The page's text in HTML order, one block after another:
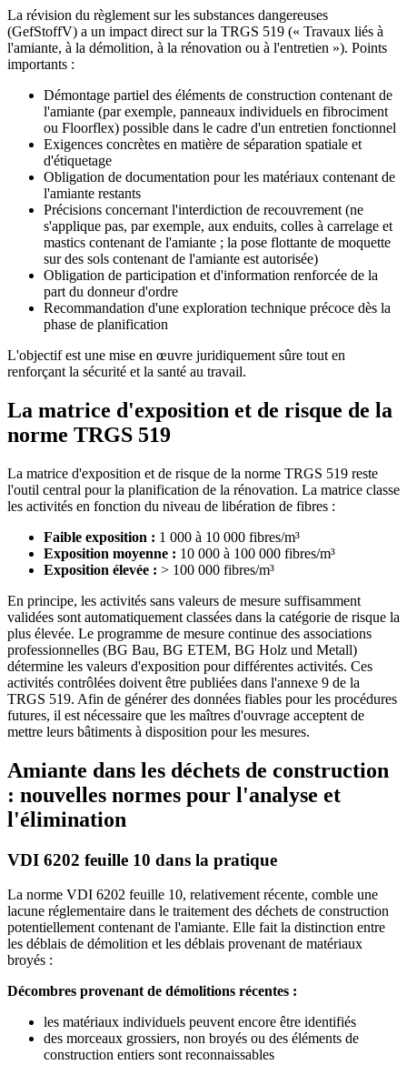
La révision du règlement sur les substances dangereuses
(GefStoffV) a un impact direct sur la TRGS 519 (« Travaux liés à
l'amiante, à la démolition, à la rénovation ou à l'entretien »). Points
importants :
Démontage partiel des éléments de construction contenant de
l'amiante (par exemple, panneaux individuels en fibrociment
ou Floorflex) possible dans le cadre d'un entretien fonctionnel
Exigences concrètes en matière de séparation spatiale et
d'étiquetage
Obligation de documentation pour les matériaux contenant de
l'amiante restants
Précisions concernant l'interdiction de recouvrement (ne
s'applique pas, par exemple, aux enduits, colles à carrelage et
mastics contenant de l'amiante ; la pose flottante de moquette
sur des sols contenant de l'amiante est autorisée)
Obligation de participation et d'information renforcée de la
part du donneur d'ordre
Recommandation d'une exploration technique précoce dès la
phase de planification
L'objectif est une mise en œuvre juridiquement sûre tout en
renforçant la sécurité et la santé au travail.
La matrice d'exposition et de risque de la
norme TRGS 519
La matrice d'exposition et de risque de la norme TRGS 519 reste
l'outil central pour la planification de la rénovation. La matrice classe
les activités en fonction du niveau de libération de fibres :
Faible exposition : 1 000 à 10 000 fibres/m³
Exposition moyenne : 10 000 à 100 000 fibres/m³
Exposition élevée : > 100 000 fibres/m³
En principe, les activités sans valeurs de mesure suffisamment
validées sont automatiquement classées dans la catégorie de risque la
plus élevée. Le programme de mesure continue des associations
professionnelles (BG Bau, BG ETEM, BG Holz und Metall)
détermine les valeurs d'exposition pour différentes activités. Ces
activités contrôlées doivent être publiées dans l'annexe 9 de la
TRGS 519. Afin de générer des données fiables pour les procédures
futures, il est nécessaire que les maîtres d'ouvrage acceptent de
mettre leurs bâtiments à disposition pour les mesures.
Amiante dans les déchets de construction
: nouvelles normes pour l'analyse et
l'élimination
VDI 6202 feuille 10 dans la pratique
La norme VDI 6202 feuille 10, relativement récente, comble une
lacune réglementaire dans le traitement des déchets de construction
potentiellement contenant de l'amiante. Elle fait la distinction entre
les déblais de démolition et les déblais provenant de matériaux
broyés :
Décombres provenant de démolitions récentes :
les matériaux individuels peuvent encore être identifiés
des morceaux grossiers, non broyés ou des éléments de
construction entiers sont reconnaissables